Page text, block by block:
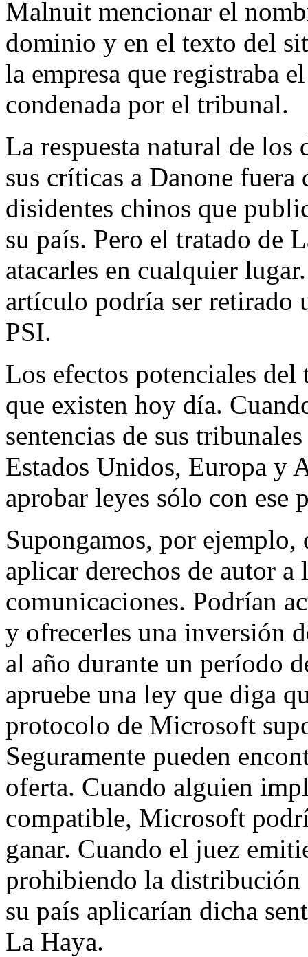
Malnuit mencionar el
dominio y en el texto del
la empresa que registraba
condenada por el tribunal.
La respuesta natural de los
sus críticas a Danone
disidentes chinos que
su país. Pero el tratado de
atacarles en cualquier
artículo podría ser retirado
PSI.
Los efectos potenciales
que existen hoy día.
sentencias de sus
Estados Unidos, Europa y
aprobar leyes sólo con ese
Supongamos, por
aplicar derechos de autor
comunicaciones. Podrían
y ofrecerles una inversión
al año durante un período
apruebe una ley que diga
protocolo de Microsoft
Seguramente pueden
oferta. Cuando alguien
compatible, Microsoft
ganar. Cuando el juez
prohibiendo la distribución
su país aplicarían dicha
La Haya.